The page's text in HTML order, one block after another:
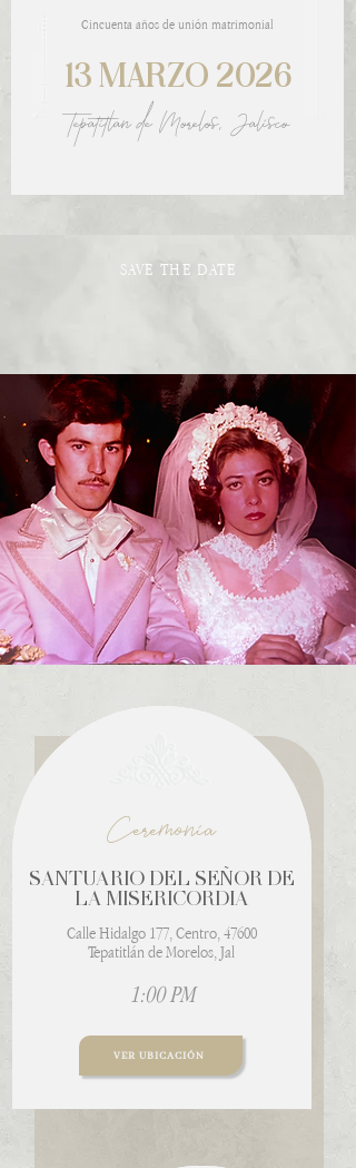
Cincuenta años de unión matrimonial
13 MARZO 2026
Tepatitlan de Morelos, Jalisco
SAVE THE DATE
Ceremonia
SANTUARIO DEL SEÑOR DE
LA MISERICORDIA
Calle Hidalgo 177, Centro, 47600
Tepatitlán de Morelos, Jal
1:00 PM
VER UBICACIÓN